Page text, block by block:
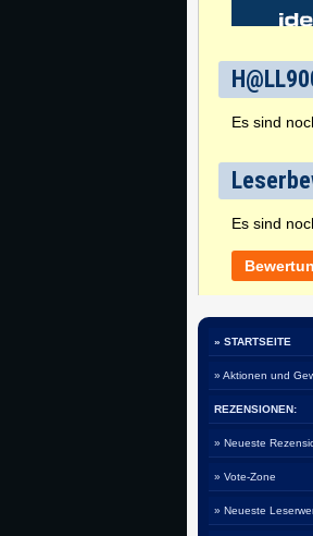
Es sind
Es sind
» STARTSEITE
» Aktionen und
REZENSIONEN:
» Neueste
» Vote-Zone
» Neueste